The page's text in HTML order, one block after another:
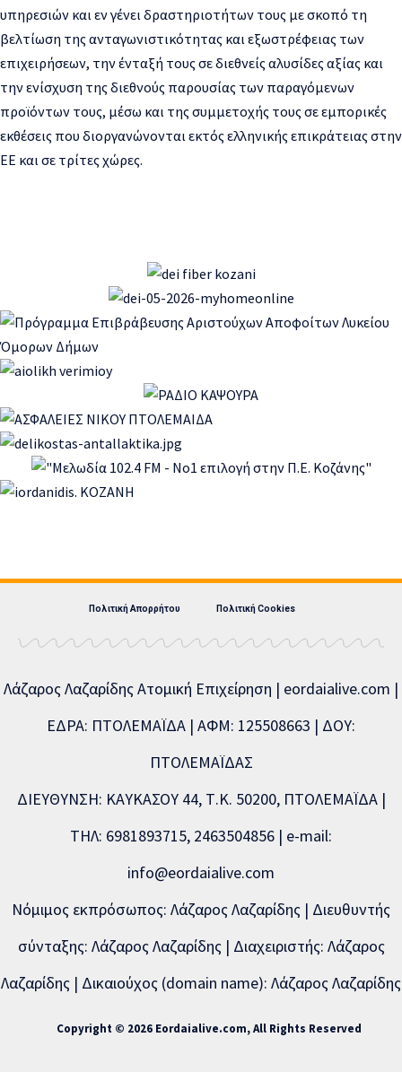
υπηρεσιών και εν γένει δραστηριοτήτων τους με σκοπό τη
βελτίωση της ανταγωνιστικότητας και εξωστρέφειας των
επιχειρήσεων, την ένταξή τους σε διεθνείς αλυσίδες αξίας και
την ενίσχυση της διεθνούς παρουσίας των παραγόμενων
προϊόντων τους, μέσω και της συμμετοχής τους σε εμπορικές
εκθέσεις που διοργανώνονται εκτός ελληνικής επικράτειας στην
ΕΕ και σε τρίτες χώρες.​
Πολιτική Απορρήτου Πολιτική Cookies
Λάζαρος Λαζαρίδης Ατομική Επιχείρηση | eordaialive.com |
ΕΔΡΑ: ΠΤΟΛΕΜΑΪΔΑ | ΑΦΜ: 125508663 | ΔΟΥ:
ΠΤΟΛΕΜΑΪΔΑΣ
ΔΙΕΥΘΥΝΣΗ: ΚΑΥΚΑΣΟΥ 44, Τ.Κ. 50200, ΠΤΟΛΕΜΑΪΔΑ |
ΤΗΛ: 6981893715, 2463504856 | e-mail:
info@eordaialive.com
Νόμιμος εκπρόσωπος: Λάζαρος Λαζαρίδης | Διευθυντής
σύνταξης: Λάζαρος Λαζαρίδης | Διαχειριστής: Λάζαρος
Λαζαρίδης | Δικαιούχος (domain name): Λάζαρος Λαζαρίδης
Copyright © 2026 Eordaialive.com, All Rights Reserved